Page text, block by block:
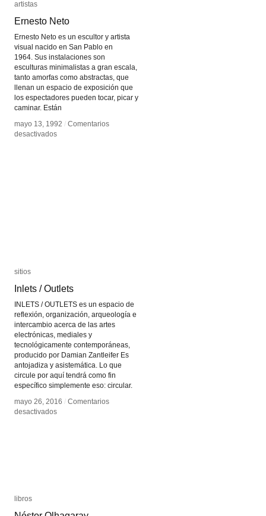
artistas
Ernesto Neto
Ernesto Neto es un escultor y artista
visual nacido en San Pablo en
1964. Sus instalaciones son
esculturas minimalistas a gran escala,
tanto amorfas como abstractas, que
llenan un espacio de exposición que
los espectadores pueden tocar, picar y
caminar. Están
mayo 13, 1992 / Comentarios
desactivadosen
artistas
Ernesto Neto
mayo 13, 1992 / Comentarios
desactivadosen
sitios
Inlets / Outlets
INLETS / OUTLETS es un espacio de
reflexión, organización, arqueología e
intercambio acerca de las artes
electrónicas, mediales y
tecnológicamente contemporáneas,
producido por Damian Zantleifer Es
antojadiza y asistemática. Lo que
circule por aquí tendrá como fin
específico simplemente eso: circular.
mayo 26, 2016 / Comentarios
desactivadosen
sitios
Inlets / Outlets
mayo 26, 2016 / Comentarios
desactivadosen
libros
libros